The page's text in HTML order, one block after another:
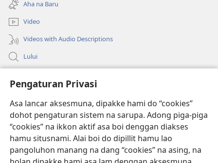
Pengaturan Privasi
Asa lancar aksesmuna, dipakke hami do “cookies”
dohot pengaturan sistem na sarupa. Adong piga-piga
“cookies” na ikkon aktif asa boi denggan diakses
hamu situsnami. Alai boi do dipillit hamu lao
pangoluhon manang na dang “cookies” na asing, na
window)
Aha na Baru
Video
Videos with Audio Descriptions
Lului
(opens
new
window)PERPUSTAKAAN ONLINE Joujou Paboahon™
(opens
new
window)JW Hub
(opens
new